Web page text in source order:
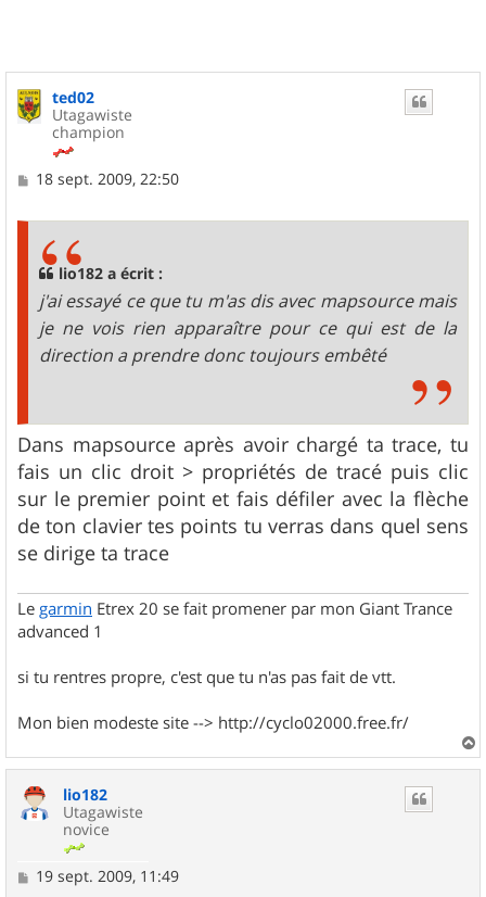
ted02
Utagawiste
champion
M18 sept. 2009, 22:50
lio182 a écrit :
j'ai essayé ce que tu m'as dis avec mapsource mais
je ne vois rien apparaître pour ce qui est de la
direction a prendre donc toujours embêté
Dans mapsource après avoir chargé ta trace, tu
fais un clic droit > propriétés de tracé puis clic
sur le premier point et fais défiler avec la flèche
de ton clavier tes points tu verras dans quel sens
se dirige ta trace
Le garmin Etrex 20 se fait promener par mon Giant Trance
advanced 1
si tu rentres propre, c'est que tu n'as pas fait de vtt.
Mon bien modeste site --> http://cyclo02000.free.fr/
a
lio182
Utagawiste
novice
M19 sept. 2009, 11:49